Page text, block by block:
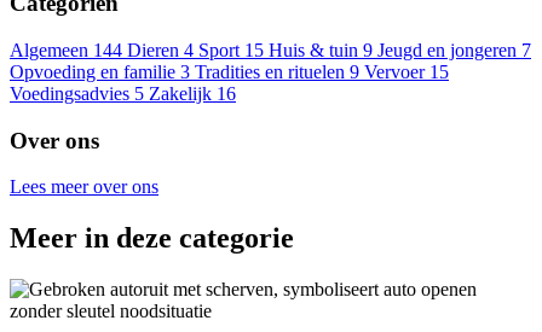
Algemeen 144 Dieren 4 Sport 15 Huis & tuin 9 Jeugd en jongeren 7
Opvoeding en familie 3 Tradities en rituelen 9 Vervoer 15
Voedingsadvies 5 Zakelijk 16
Over ons
Lees meer over ons
Meer in deze categorie